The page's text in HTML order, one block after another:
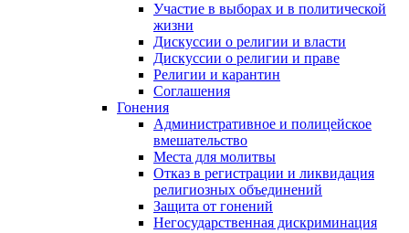
Участие в выборах и в политической
жизни
Дискуссии о религии и власти
Дискуссии о религии и праве
Религии и карантин
Соглашения
Гонения
Административное и полицейское
вмешательство
Места для молитвы
Отказ в регистрации и ликвидация
религиозных объединений
Защита от гонений
Негосударственная дискриминация